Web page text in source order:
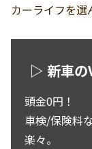
カーライフを選
▷ 新車の
頭金0円！
車検/保険料
楽々。